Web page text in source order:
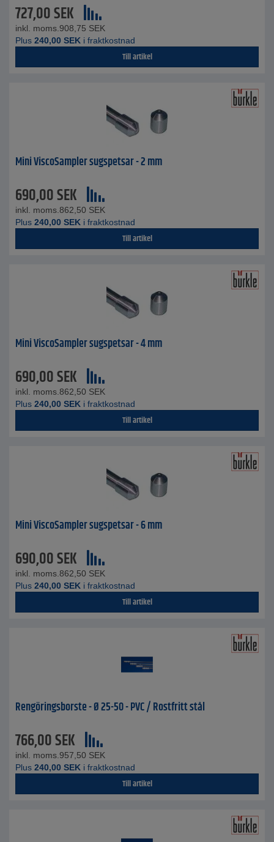
727,00SEK
inkl. moms. 908,75 SEK
Plus 240,00 SEK i fraktkostnad
Till artikel
Mini ViscoSampler sugspetsar - 2 mm
690,00SEK
inkl. moms. 862,50 SEK
Plus 240,00 SEK i fraktkostnad
Till artikel
Mini ViscoSampler sugspetsar - 4 mm
690,00SEK
inkl. moms. 862,50 SEK
Plus 240,00 SEK i fraktkostnad
Till artikel
Mini ViscoSampler sugspetsar - 6 mm
690,00SEK
inkl. moms. 862,50 SEK
Plus 240,00 SEK i fraktkostnad
Till artikel
Rengöringsborste - Ø 25-50 - PVC / Rostfritt stål
766,00SEK
inkl. moms. 957,50 SEK
Plus 240,00 SEK i fraktkostnad
Till artikel